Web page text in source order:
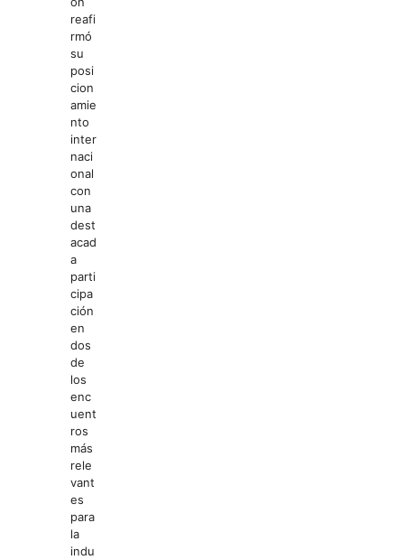
reafi
rmó
su
posi
cion
amie
nto
inter
naci
onal
con
una
dest
acad
a
parti
cipa
ción
en
dos
de
los
enc
uent
ros
más
rele
vant
es
para
la
indu